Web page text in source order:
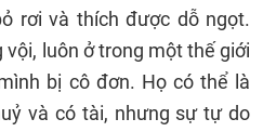
rơi và thích được dỗ ngọt.
luôn ở trong một thế giới
bị cô đơn. Họ có thể là
và có tài, nhưng sự tự do